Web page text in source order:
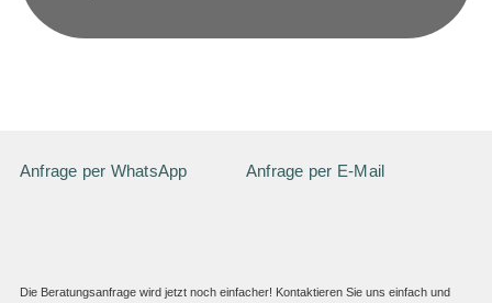
Anfrage per WhatsApp Anfrage per E-Mail
Die Beratungsanfrage wird jetzt noch einfacher! Kontaktieren Sie uns einfach und